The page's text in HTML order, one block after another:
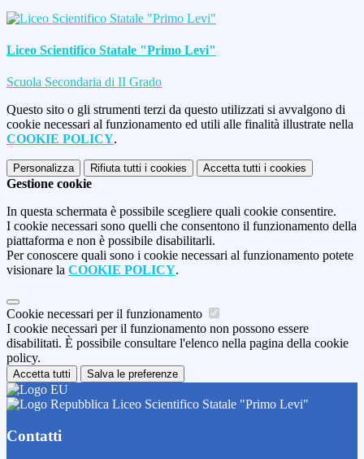
Liceo Scientifico Statale "Primo Levi"
Scuola Secondaria di II Grado
Questo sito o gli strumenti terzi da questo utilizzati si avvalgono di
cookie necessari al funzionamento ed utili alle finalità illustrate nella
COOKIE POLICY.
Personalizza Rifiuta tutti i cookies Accetta tutti i cookies
Gestione cookie
In questa schermata è possibile scegliere quali cookie consentire.
I cookie necessari sono quelli che consentono il funzionamento della
piattaforma e non è possibile disabilitarli.
Per conoscere quali sono i cookie necessari al funzionamento potete
visionare la COOKIE POLICY.
Cookie necessari per il funzionamento
I cookie necessari per il funzionamento non possono essere
disabilitati. È possibile consultare l'elenco nella pagina della cookie
policy.
Accetta tutti Salva le preferenze
Liceo Scientifico Statale "Primo Levi"
Contatti